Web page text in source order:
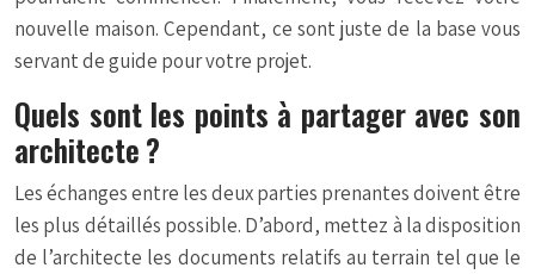
nouvelle maison. Cependant, ce sont juste de la base vous
servant de guide pour votre projet.
Quels sont les points à partager avec son
architecte ?
Les échanges entre les deux parties prenantes doivent être
les plus détaillés possible. D’abord, mettez à la disposition
de l’architecte les documents relatifs au terrain tel que le